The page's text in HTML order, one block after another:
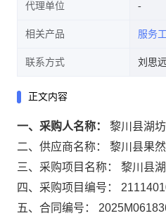
代理单位
相关产品 服务
联系方式 刘思远
正文内容
一、采购人名称：
黎川县湖
二、供应商名称：
黎川县果
三、采购项目名称：
黎川县
四、采购项目编号：
五、合同编号：